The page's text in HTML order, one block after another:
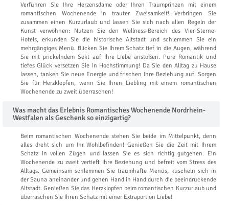
Verführen Sie Ihre Herzensdame oder Ihren Traumprinzen mit einem
romantischen Wochenende in trauter Zweisamkeit! Verbringen Sie
zusammen einen Kurzurlaub und lassen Sie sich nach allen Regeln der
Kunst verwöhnen: Nutzen Sie den Wellness-Bereich des Vier-Sterne-
Hotels, erkunden Sie die historische Altstadt und schlemmen Sie ein
mehrgängiges Menü. Blicken Sie Ihrem Schatz tief in die Augen, während
Sie mit prickelndem Sekt auf Ihre Liebe anstoßen. Pure Romantik und
tiefes Glück versetzen Sie in Hochstimmung! Da Sie den Alltag zu Hause
lassen, tanken Sie neue Energie und frischen Ihre Beziehung auf. Sorgen
Sie für Herzklopfen, wenn Sie Ihren Liebling mit einem romantischen
Wochenende zu zweit überraschen!
Was macht das Erlebnis Romantisches Wochenende Nordrhein-
Westfalen als Geschenk so einzigartig?
Beim romantischen Wochenende stehen Sie beide im Mittelpunkt, denn
alles dreht sich um Ihr Wohlbefinden! Genießen Sie die Zeit mit Ihrem
Schatz in vollen Zügen und lassen Sie es sich richtig gutgehen. Ein
Wochenende zu zweit vertieft Ihre Beziehung und befreit vom Stress des
Alltags. Gemeinsam schlemmen Sie traumhafte Menüs, kuscheln sich in
der Sauna aneinander und gehen Hand in Hand durch die beeindruckende
Altstadt. Genießen Sie das Herzklopfen beim romantischen Kurzurlaub und
überraschen Sie Ihren Schatz mit einer Extraportion Liebe!